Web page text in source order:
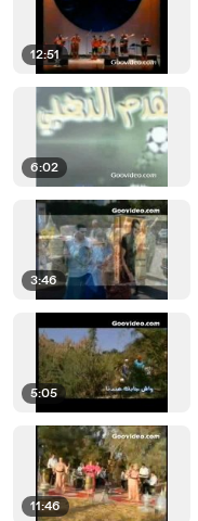
12:51
6:02
3:46
5:05
11:46